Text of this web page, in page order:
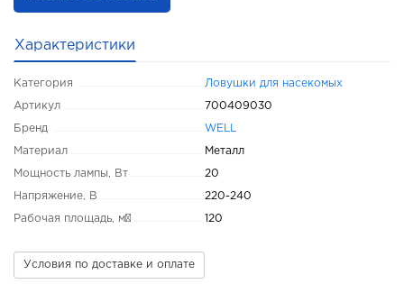
Характеристики
Категория Ловушки для насекомых
Артикул 700409030
Бренд WELL
Материал Металл
Мощность лампы, Вт 20
Напряжение, В 220-240
Рабочая площадь, м² 120
Условия по доставке и оплате